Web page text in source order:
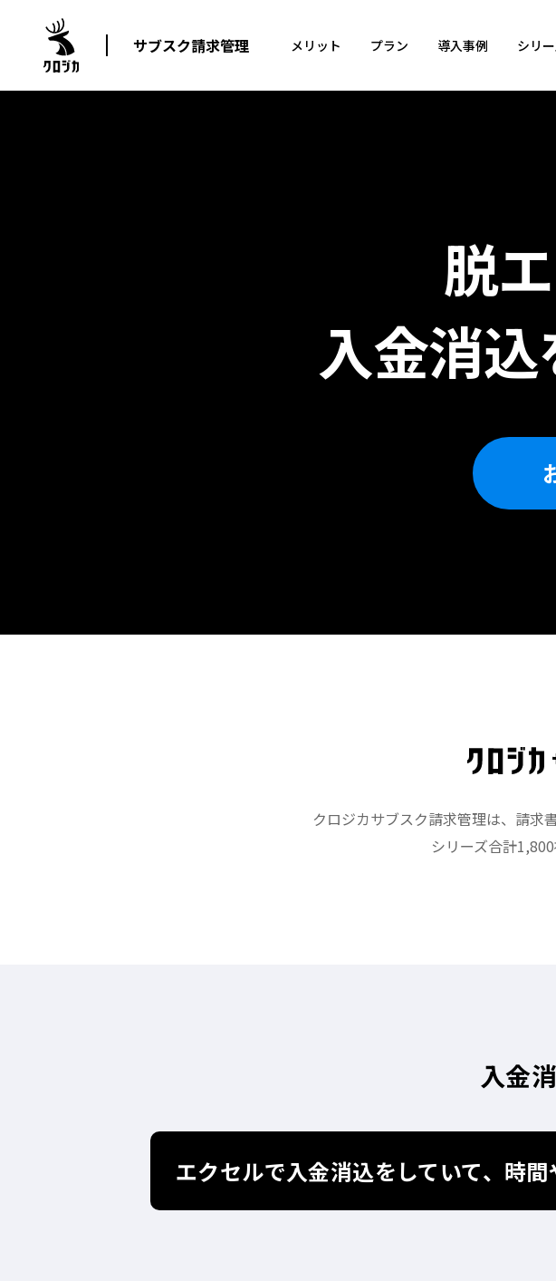
サブスク請求管理 メリット プラン 導入事例 シリ
脱
入金消込
クロジカサブスク請求管理は、請求
シリーズ合計
入金
エクセルで入金消込をしていて、時間